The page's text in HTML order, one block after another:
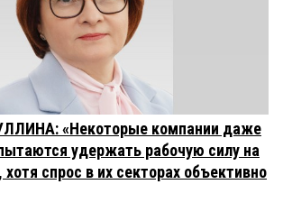
«Некоторые компании даже
удержать рабочую силу на
хотя спрос в их секторах объективно